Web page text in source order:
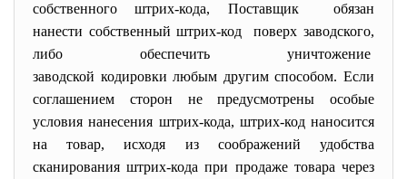
собственного штрих-кода, Поставщик обязан
нанести собственный штрих-код поверх заводского,
либо обеспечить уничтожение
заводской кодировки любым другим способом. Если
соглашением сторон не предусмотрены особые
условия нанесения штрих-кода, штрих-код наносится
на товар, исходя из соображений удобства
сканирования штрих-кода при продаже товара через